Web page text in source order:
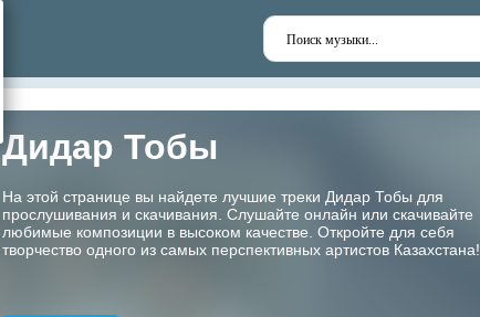
Дидар Тобы
На этой странице вы найдете лучшие треки Дидар Тобы для
прослушивания и скачивания. Слушайте онлайн или скачивайте
любимые композиции в высоком качестве. Откройте для себя
творчество одного из самых перспективных артистов Казахстана!